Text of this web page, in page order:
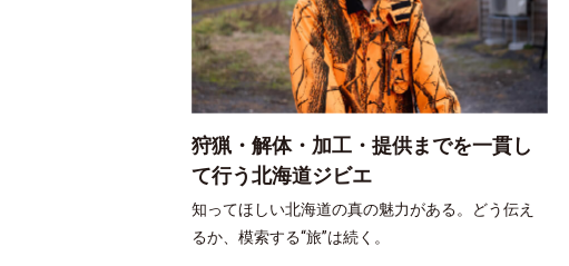
狩猟・解体・加工・提供までを一貫し
て行う北海道ジビエ
知ってほしい北海道の真の魅力がある。どう伝え
るか、模索する“旅”は続く。